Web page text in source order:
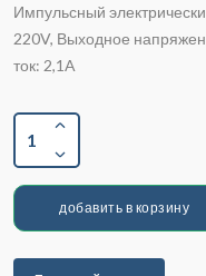
Импульсный
220V, Выходное
ток: 2,1A
1
добавить в корзину